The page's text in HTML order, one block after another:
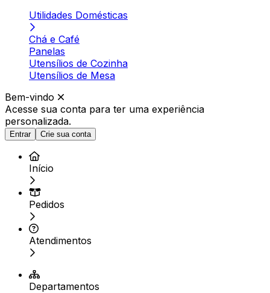
Utilidades Domésticas
Chá e Café
Panelas
Utensílios de Cozinha
Utensílios de Mesa
Bem-vindo
Acesse sua conta para ter uma experiência
personalizada.
Entrar Crie sua conta
Início
Pedidos
Atendimentos
Departamentos